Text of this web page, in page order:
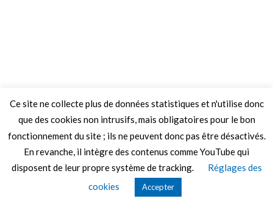
Thèmes Graphene
Ce site ne collecte plus de données statistiques et n'utilise donc
que des cookies non intrusifs, mais obligatoires pour le bon
fonctionnement du site ; ils ne peuvent donc pas être désactivés.
En revanche, il intègre des contenus comme YouTube qui
disposent de leur propre système de tracking.
Réglages des
cookies
Accepter